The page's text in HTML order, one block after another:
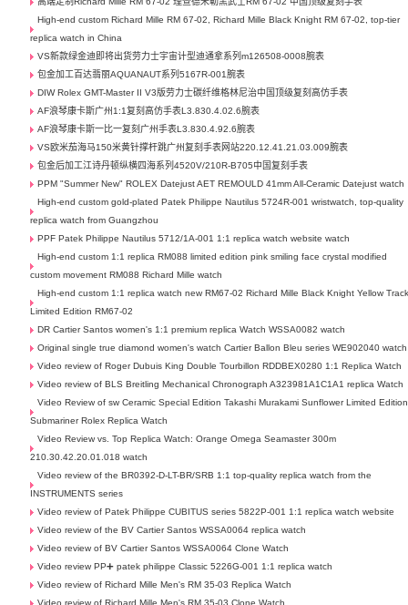
High-end custom Richard Mille RM 67-02, Richard Mille Black Knight RM 67-02, top-tier
replica watch in China
VS新款绿金迪即将出货劳力士宇宙计型迪通拿系列m126508-0008腕表
包金加工百达翡丽AQUANAUT系列5167R-001腕表
DIW Rolex GMT-Master II V3版劳力士碳纤维格林尼治中国顶级复刻高仿手表
AF浪琴康卡斯广州1:1复刻高仿手表L3.830.4.02.6腕表
AF浪琴康卡斯一比一复刻广州手表L3.830.4.92.6腕表
VS欧米茄海马150米黄针撑杆跳广州复刻手表网站220.12.41.21.03.009腕表
包金后加工江诗丹顿纵横四海系列4520V/210R-B705中国复刻手表
PPM "Summer New" ROLEX Datejust AET REMOULD 41mm All-Ceramic Datejust watch
High-end custom gold-plated Patek Philippe Nautilus 5724R-001 wristwatch, top-quality
replica watch from Guangzhou
PPF Patek Philippe Nautilus 5712/1A-001 1:1 replica watch website watch
High-end custom 1:1 replica RM088 limited edition pink smiling face crystal modified
custom movement RM088 Richard Mille watch
High-end custom 1:1 replica watch new RM67-02 Richard Mille Black Knight Yellow
Limited Edition RM67-02
DR Cartier Santos women's 1:1 premium replica Watch WSSA0082 watch
Original single true diamond women's watch Cartier Ballon Bleu series WE902040 watch
Video review of Roger Dubuis King Double Tourbillon RDDBEX0280 1:1 Replica Watch
Video review of BLS Breitling Mechanical Chronograph A323981A1C1A1 replica Watch
Video Review of sw Ceramic Special Edition Takashi Murakami Sunflower Limited Edition
Submariner Rolex Replica Watch
Video Review vs. Top Replica Watch: Orange Omega Seamaster 300m
210.30.42.20.01.018 watch
Video review of the BR0392-D-LT-BR/SRB 1:1 top-quality replica watch from the
INSTRUMENTS series
Video review of Patek Philippe CUBITUS series 5822P-001 1:1 replica watch website
Video review of the BV Cartier Santos WSSA0064 replica watch
Video review of BV Cartier Santos WSSA0064 Clone Watch
Video review PP➕ patek philippe Classic 5226G-001 1:1 replica watch
Video review of Richard Mille Men's RM 35-03 Replica Watch
Video review of Richard Mille Men's RM 35-03 Clone Watch